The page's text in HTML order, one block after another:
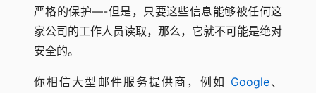
严格的保护—-但是，只要这些信息能够被任何这
家公司的工作人员读取，那么，它就不可能是绝对
安全的。
你相信大型邮件服务提供商，例如 Google、